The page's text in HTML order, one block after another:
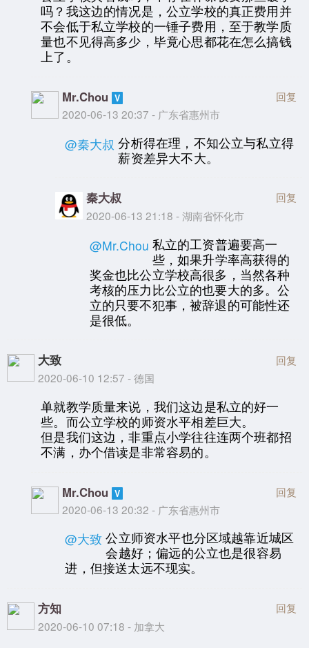
吗？我这边的情况是，公立学校的真正费用并
不会低于私立学校的一锤子费用，至于教学质
量也不见得高多少，毕竟心思都花在怎么搞钱
上了。
Mr.Chou
2020-06-13 20:37 - 广东省惠州市
回复
@秦大叔 分析得在理，不知公立与私立得
薪资差异大不大。
秦大叔
2020-06-13 21:18 - 湖南省怀化市
回复
@Mr.Chou 私立的工资普遍要高一
些，如果升学率高获得的
奖金也比公立学校高很多，当然各种
考核的压力比公立的也要大的多。公
立的只要不犯事，被辞退的可能性还
是很低。
大致
2020-06-10 12:57 - 德国
回复
单就教学质量来说，我们这边是私立的好一
些。而公立学校的师资水平相差巨大。
但是我们这边，非重点小学往往连两个班都招
不满，办个借读是非常容易的。
Mr.Chou
2020-06-13 20:32 - 广东省惠州市
回复
@大致 公立师资水平也分区域越靠近城区
会越好；偏远的公立也是很容易
进，但接送太远不现实。
方知
2020-06-10 07:18 - 加拿大
回复